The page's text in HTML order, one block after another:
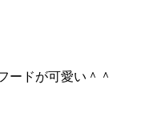
ードが可愛い＾＾